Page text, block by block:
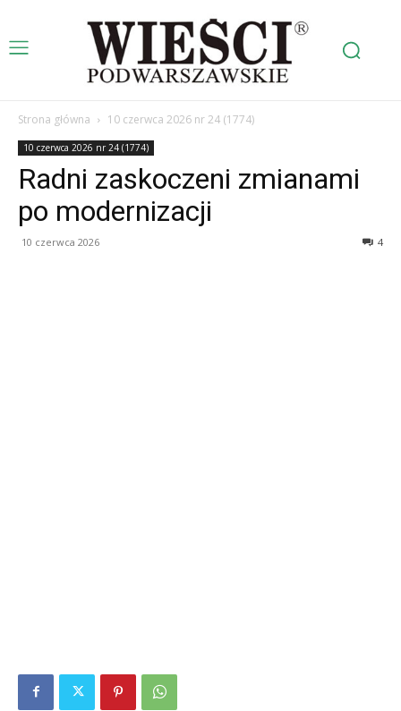
Strona główna 10 czerwca 2026 nr 24 (1774)
10 czerwca 2026 nr 24 (1774)
Radni zaskoczeni zmianami
po modernizacji
10 czerwca 2026 4